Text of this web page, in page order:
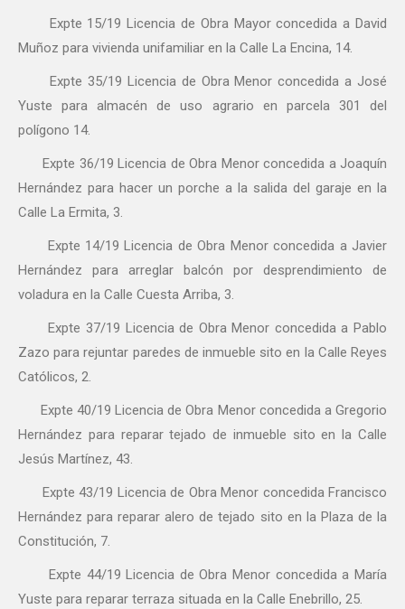
Expte 15/19 Licencia de Obra Mayor concedida a David
Muñoz para vivienda unifamiliar en la Calle La Encina, 14.
Expte 35/19 Licencia de Obra Menor concedida a José
Yuste para almacén de uso agrario en parcela 301 del
polígono 14.
Expte 36/19 Licencia de Obra Menor concedida a Joaquín
Hernández para hacer un porche a la salida del garaje en la
Calle La Ermita, 3.
Expte 14/19 Licencia de Obra Menor concedida a Javier
Hernández para arreglar balcón por desprendimiento de
voladura en la Calle Cuesta Arriba, 3.
Expte 37/19 Licencia de Obra Menor concedida a Pablo
Zazo para rejuntar paredes de inmueble sito en la Calle Reyes
Católicos, 2.
Expte 40/19 Licencia de Obra Menor concedida a Gregorio
Hernández para reparar tejado de inmueble sito en la Calle
Jesús Martínez, 43.
Expte 43/19 Licencia de Obra Menor concedida Francisco
Hernández para reparar alero de tejado sito en la Plaza de la
Constitución, 7.
Expte 44/19 Licencia de Obra Menor concedida a María
Yuste para reparar terraza situada en la Calle Enebrillo, 25.